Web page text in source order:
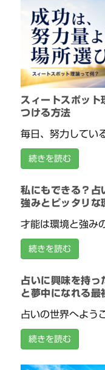
スィートスポット
つける方法
毎日、努力してい
続きを読む
私にもできる？占
強みとピッタリな
才能は環境と強み
続きを読む
占いに興味を持っ
と夢中になれる最
占いの世界へよう
続きを読む